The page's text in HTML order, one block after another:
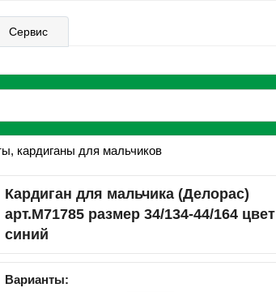
Сервис
кардиганы для мальчиков
Кардиган для мальчика (Делорас)
арт.M71785 размер 34/134-44/164 цвет
синий
Варианты: